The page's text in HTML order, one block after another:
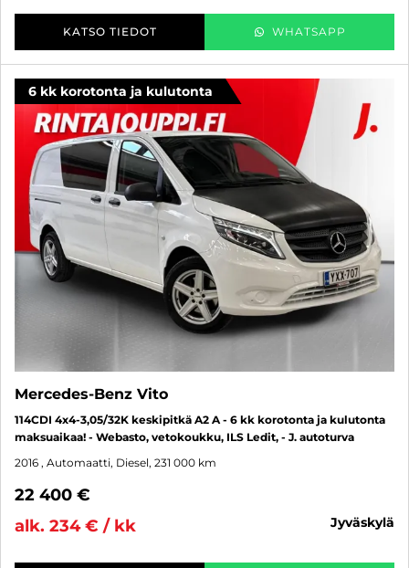
KATSO TIEDOT WHATSAPP
6 kk korotonta ja kulutonta
Mercedes-Benz Vito
114CDI 4x4-3,05/32K keskipitkä A2 A - 6 kk korotonta ja kulutonta
maksuaikaa! - Webasto, vetokoukku, ILS Ledit, - J. autoturva
2016 , Automaatti, Diesel, 231 000 km
22 400 €
alk. 234 € / kk
jyväskylä